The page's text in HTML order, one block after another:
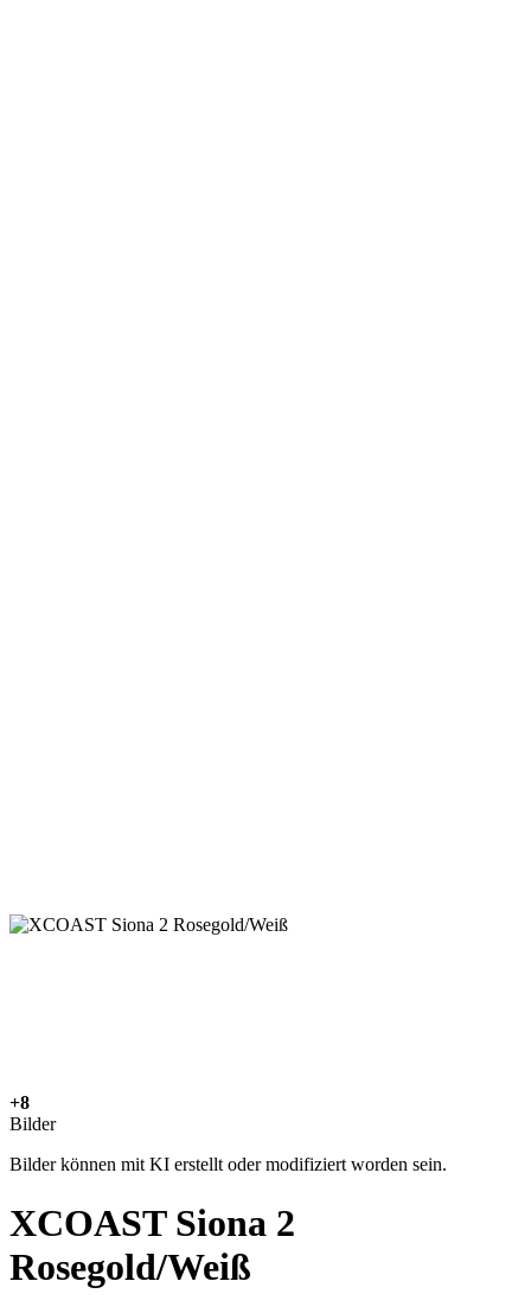
+8
Bilder
Bilder können mit KI erstellt oder modifiziert worden sein.
XCOAST Siona 2
Rosegold/Weiß